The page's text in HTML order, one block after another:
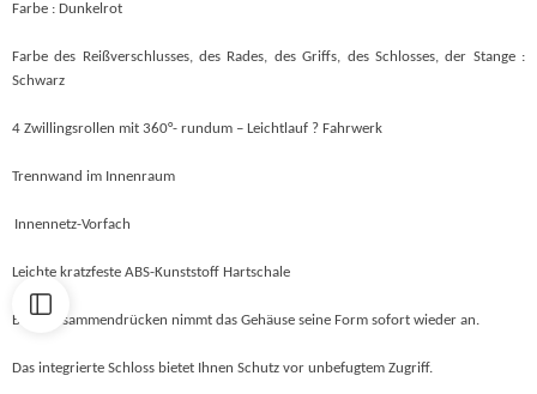
Farbe : Dunkelrot
Farbe des Reißverschlusses, des Rades, des Griffs, des Schlosses, der Stange :
Schwarz
4 Zwillingsrollen mit 360°- rundum – Leichtlauf ? Fahrwerk
Trennwand im Innenraum
Innennetz-Vorfach
Leichte kratzfeste ABS-Kunststoff Hartschale
Beim Zusammendrücken nimmt das Gehäuse seine Form sofort wieder an.
Das integrierte Schloss bietet Ihnen Schutz vor unbefugtem Zugriff.